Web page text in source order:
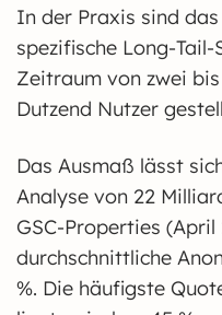
In der Praxis sind
spezifische Long-Tail-
Zeitraum von zwei
Dutzend Nutzer
Das Ausmaß lässt
Analyse von 22
GSC-Properties
durchschnittliche
%. Die häufigste